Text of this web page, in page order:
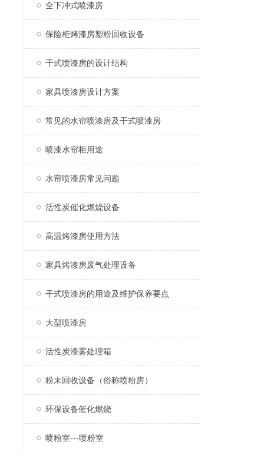
全下冲式喷漆房
保险柜烤漆房塑粉回收设备
干式喷漆房的设计结构
家具喷漆房设计方案
常见的水帘喷漆房及干式喷漆房
喷漆水帘柜用途
水帘喷漆房常见问题
活性炭催化燃烧设备
高温烤漆房使用方法
家具烤漆房废气处理设备
干式喷漆房的用途及维护保养要点
大型喷漆房
活性炭漆雾处理箱
粉末回收设备（俗称喷粉房）
环保设备催化燃烧
喷粉室---喷粉室